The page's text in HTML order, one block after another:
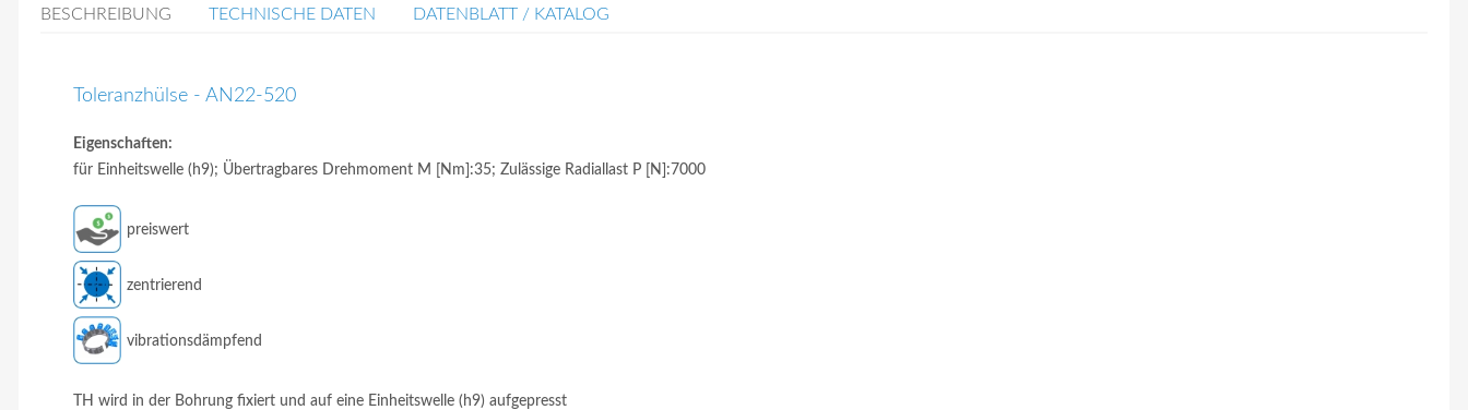
BESCHREIBUNG TECHNISCHE DATEN DATENBLATT / KATALOG
Toleranzhülse - AN22-520
Eigenschaften:
für Einheitswelle (h9); Übertragbares Drehmoment M [Nm]:35; Zulässige Radiallast P [N]:7000
preiswert
zentrierend
vibrationsdämpfend
TH wird in der Bohrung fixiert und auf eine Einheitswelle (h9) aufgepresst